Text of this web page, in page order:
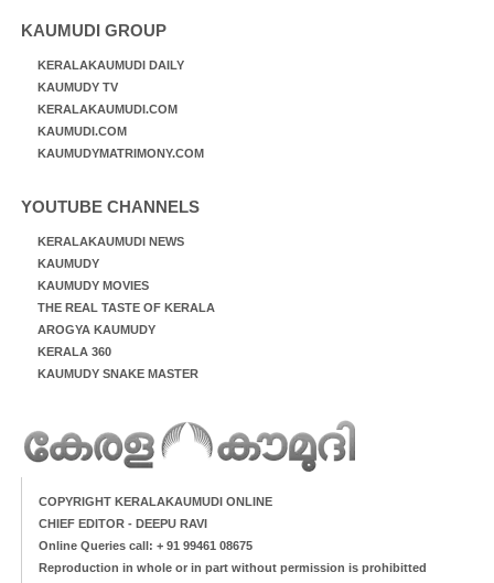
KAUMUDI GROUP
KERALAKAUMUDI DAILY
KAUMUDY TV
KERALAKAUMUDI.COM
KAUMUDI.COM
KAUMUDYMATRIMONY.COM
YOUTUBE CHANNELS
KERALAKAUMUDI NEWS
KAUMUDY
KAUMUDY MOVIES
THE REAL TASTE OF KERALA
AROGYA KAUMUDY
KERALA 360
KAUMUDY SNAKE MASTER
COPYRIGHT KERALAKAUMUDI ONLINE
CHIEF EDITOR - DEEPU RAVI
Online Queries call: + 91 99461 08675
Reproduction in whole or in part without permission is prohibitted